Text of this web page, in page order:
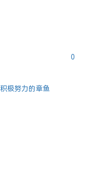
0
积极努力的章鱼